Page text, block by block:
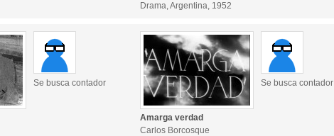
Drama, Argentina, 1952
Se busca contador Se busca contador
Amarga verdad
Carlos Borcosque